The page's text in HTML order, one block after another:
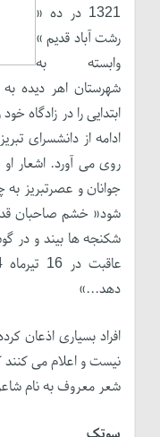
1321 در ده «
رشت آباد قدیم »
وابسته به
شهرستان اهر دیده
ابتدایی را در زادگاه
ادامه از دانشسرای
روی می آورد. اشعار
جوانان و عصرتبریز
شود« خشم صاحبان
شکنجه ها بیند و در
دهد...»
افراد بسیاری اذعان
نیست و اعلام می کنند
شعر معروف به نام